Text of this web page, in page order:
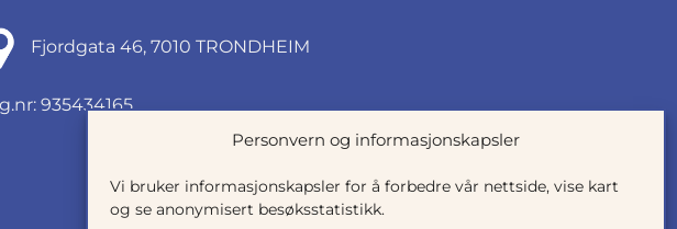
Personvern og informasjonskapsler
Vi bruker informasjonskapsler for å forbedre vår nettside, vise kart
og se anonymisert besøksstatistikk.
Fjordgata 46, 7010 TRONDHEIM
935434165